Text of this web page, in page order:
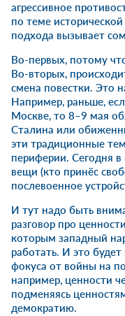
агрессивное
по теме
подхода вызывает
Во-первых, потому
Во-вторых,
смена повестки. Это
Например, раньше,
Москве, то 8–9 мая
Сталина или
эти традиционные
периферии. Сегодня
вещи (кто принёс
послевоенное
И тут надо быть
разговор про
которым западный
работать. И это
фокуса от войны на
например, ценности
подменяясь
демократию.